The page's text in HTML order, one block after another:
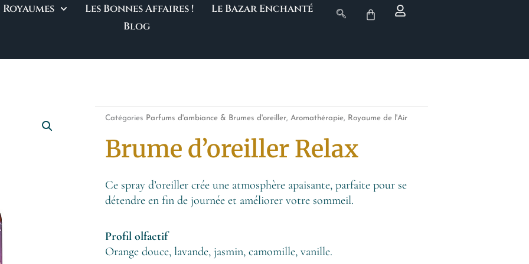
Royaumes Les Bonnes Affaires !
Le Bazar Enchanté
Blog
Catégories Parfums d'ambiance & Brumes d'oreiller,Aromathérapie, Royaume de l'Air
Brume d’oreiller Relax
Ce spray d’oreiller crée une atmosphère apaisante, parfaite pour se
détendre en fin de journée et améliorer votre sommeil.
Profil olfactif
Orange douce, lavande, jasmin, camomille, vanille.